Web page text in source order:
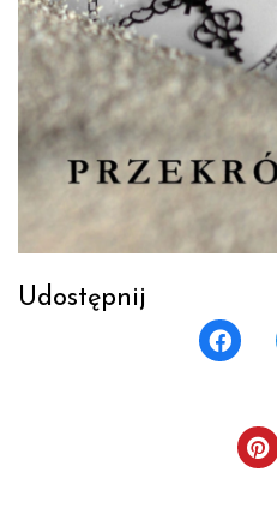
Udostępnij